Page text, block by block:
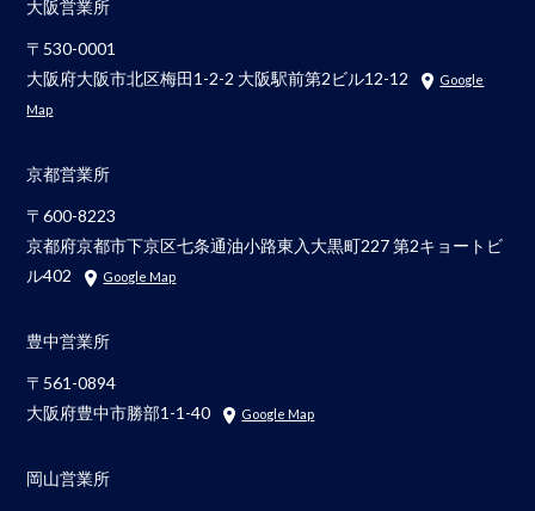
大阪営業所
〒530-0001
大阪府大阪市北区梅田1-2-2 大阪駅前第2ビル12-12
Google
Map
京都営業所
〒600-8223
京都府京都市下京区七条通油小路東入大黒町227 第2キョートビ
ル402
Google Map
豊中営業所
〒561-0894
大阪府豊中市勝部1-1-40
Google Map
岡山営業所